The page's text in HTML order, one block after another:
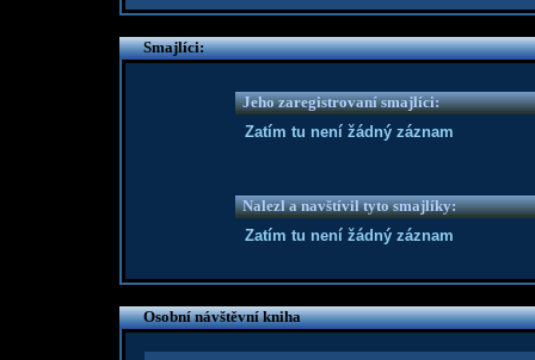
Smajlíci:
Jeho zaregistrovaní smajlíci:
Zatím tu není žádný záznam
Nalezl a navštívil tyto smajlíky:
Zatím tu není žádný záznam
Osobní návštěvní kniha